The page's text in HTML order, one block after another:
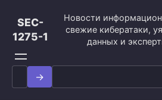
контенту
SEC-
1275-1
Новости
свежие кибератаки,
данных и
Search
for: